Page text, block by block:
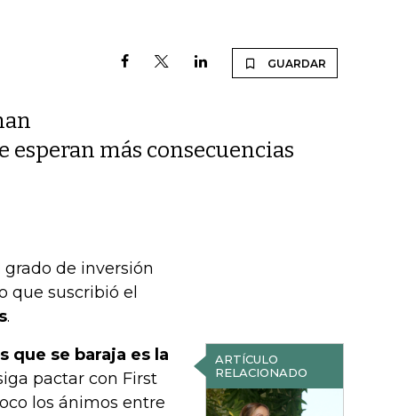
GUARDAR
esperan más consecuencias
de inversión
que suscribió el
.
ARTÍCULO
RELACIONADO
que se baraja es la
pactar con First
los ánimos entre